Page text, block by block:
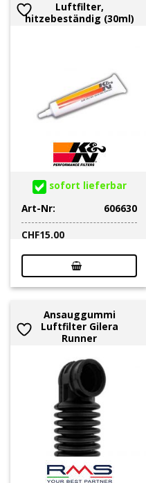
Luftfilter,
hitzebeständig (30ml)
sofort lieferbar
Art-Nr:
606630
CHF15.00
Ansauggummi
Luftfilter Gilera
Runner